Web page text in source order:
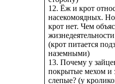
12. Ёж и крот
насекомоядных.
крот нет. Чем
(крот питается
наземными)
13. Почему у
покрытые мехом и
слепые? (у